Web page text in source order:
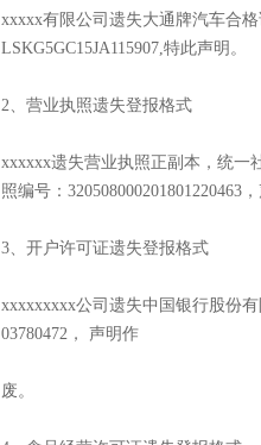
xxxxx有限公司遗失大通牌汽车合
LSKG5GC15JA115907,特此声明。
2、营业执照遗失登报格式
xxxxxx遗失营业执照正副本，统一
照编号：320508000201801220463，
3、开户许可证遗失登报格式
xxxxxxxxx公司遗失中国银行股份
03780472， 声明作
废。